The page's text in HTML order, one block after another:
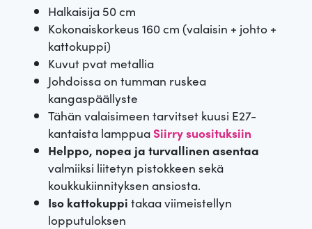
Halkaisija 50 cm
Kokonaiskorkeus 160 cm (valaisin + johto +
kattokuppi)
Kuvut pvat metallia
Johdoissa on tumman ruskea
kangaspäällyste
Tähän valaisimeen tarvitset kuusi E27-
kantaista lamppua Siirry suosituksiin
Helppo, nopea ja turvallinen asentaa
valmiiksi liitetyn pistokkeen sekä
koukkukiinnityksen ansiosta.
Iso kattokuppi takaa viimeistellyn
lopputuloksen